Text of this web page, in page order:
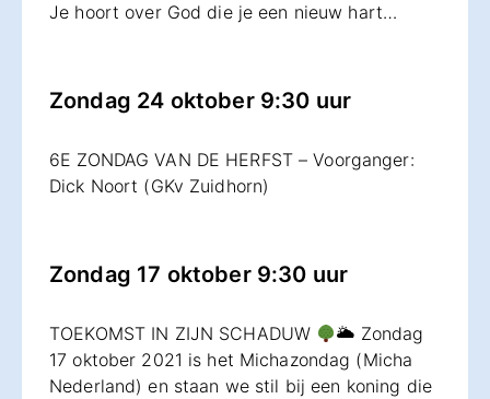
Je hoort over God die je een nieuw hart…
Zondag 24 oktober 9:30 uur
6E ZONDAG VAN DE HERFST – Voorganger:
Dick Noort (GKv Zuidhorn)
Zondag 17 oktober 9:30 uur
TOEKOMST IN ZIJN SCHADUW
🌥 Zondag
17 oktober 2021 is het Michazondag (Micha
Nederland) en staan we stil bij een koning die